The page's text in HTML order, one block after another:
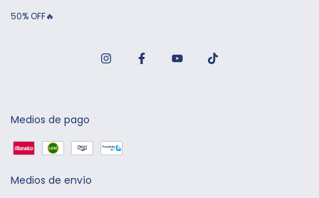
50% OFF🔥
Medios de pago
Medios de envío